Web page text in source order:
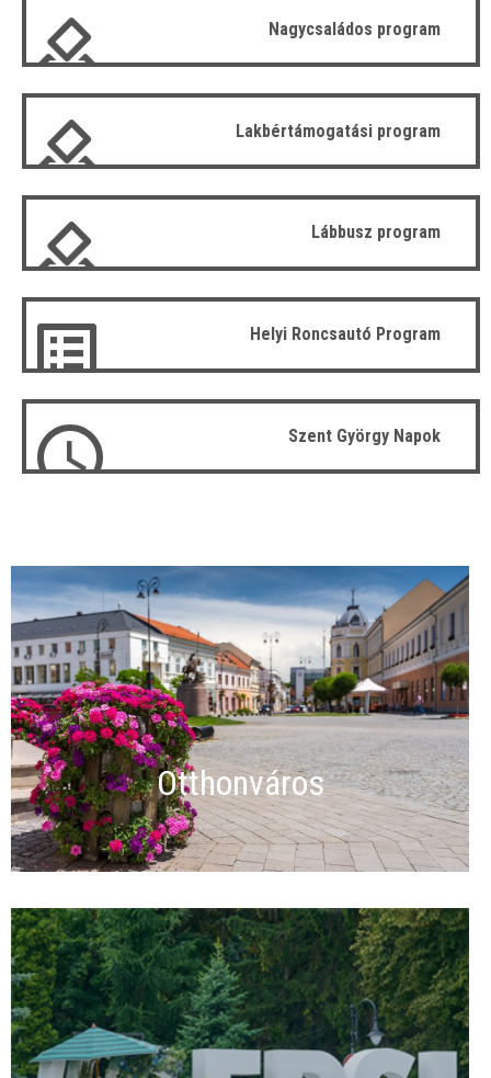
Nagycsaládos program
Lakbértámogatási program
Lábbusz program
Helyi Roncsautó Program
Szent György Napok
Otthonváros